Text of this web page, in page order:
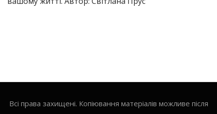
Всі права захищені. Копіювання матеріалів можливе після